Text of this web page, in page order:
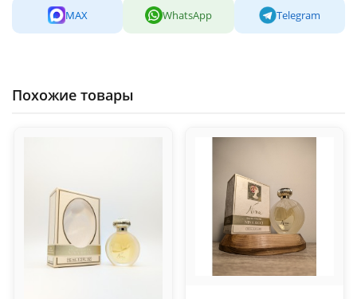
MAX WhatsApp Telegram
Похожие товары